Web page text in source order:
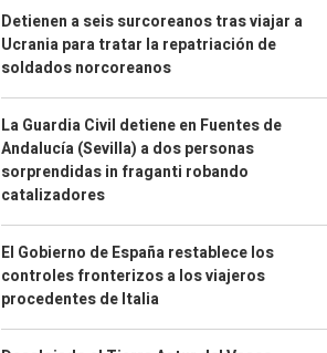
Detienen a seis surcoreanos tras viajar a
Ucrania para tratar la repatriación de
soldados norcoreanos
La Guardia Civil detiene en Fuentes de
Andalucía (Sevilla) a dos personas
sorprendidas in fraganti robando
catalizadores
El Gobierno de España restablece los
controles fronterizos a los viajeros
procedentes de Italia